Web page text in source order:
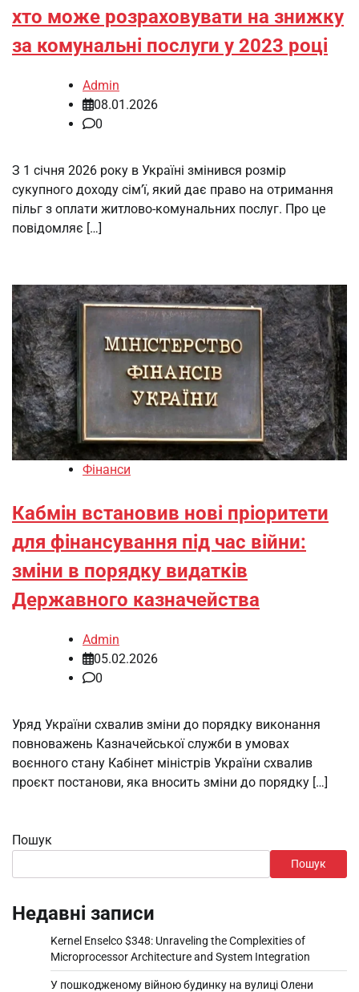
хто може розраховувати на знижку
за комунальні послуги у 2023 році
Admin
08.01.2026
0
З 1 січня 2026 року в Україні змінився розмір
сукупного доходу сім’ї, який дає право на отримання
пільг з оплати житлово-комунальних послуг. Про це
повідомляє […]
Фінанси
Кабмін встановив нові пріоритети
для фінансування під час війни:
зміни в порядку видатків
Державного казначейства
Admin
05.02.2026
0
Уряд України схвалив зміни до порядку виконання
повноважень Казначейської служби в умовах
воєнного стану Кабінет міністрів України схвалив
проєкт постанови, яка вносить зміни до порядку […]
Пошук
Пошук
Недавні записи
Kernel Enselco $348: Unraveling the Complexities of
Microprocessor Architecture and System Integration
У пошкодженому війною будинку на вулиці Олени